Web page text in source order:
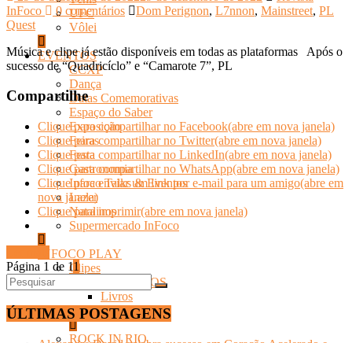
UFC
Vôlei
EVENTOS
CCXP
Dança
Datas Comemorativas
Espaço do Saber
Exposição
Feiras
Festa
Gastronomia
Infoco Talks & Eventos
Lazer
Natalinos
Supermercado InFoco
INFOCO PLAY
Clipes
LANÇAMENTOS
Livros
Músicas
ROCK IN RIO
InFoco
0 comentários Dom Perignon, L7nnon, Mainstreet, PL
Quest
Música e clipe já estão disponíveis em todas as plataformas Após o
sucesso de “Quadricíclo” e “Camarote 7”, PL
Compartilhe
Clique para compartilhar no Facebook(abre em nova janela)
Clique para compartilhar no Twitter(abre em nova janela)
Clique para compartilhar no LinkedIn(abre em nova janela)
Clique para compartilhar no WhatsApp(abre em nova janela)
Clique para enviar um link por e-mail para um amigo(abre em
nova janela)
Clique para imprimir(abre em nova janela)
Página 1 de 11
ÚLTIMAS POSTAGENS